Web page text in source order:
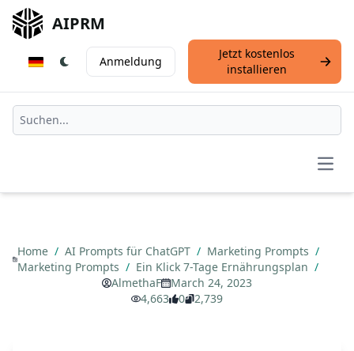
AIPRM
Anmeldung
Jetzt kostenlos
installieren
Home / AI Prompts für ChatGPT / Marketing Prompts /
Marketing Prompts / Ein Klick 7-Tage Ernährungsplan /
AlmethaF
March 24, 2023
4,663
0 2,739